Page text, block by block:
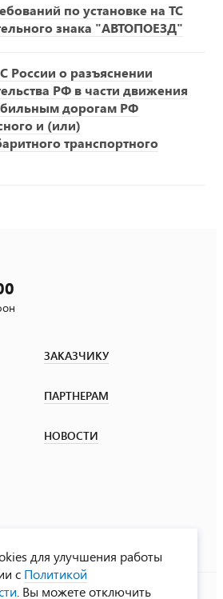
по установке на ТС
знака "АВТОПОЕЗД"
о разъяснении
РФ в части движения
дорогам РФ
и (или)
транспортного
ЗАКАЗЧИКУ
ПАРТНЕРАМ
НОВОСТИ
для улучшения работы
с Политикой
. Вы можете отключить